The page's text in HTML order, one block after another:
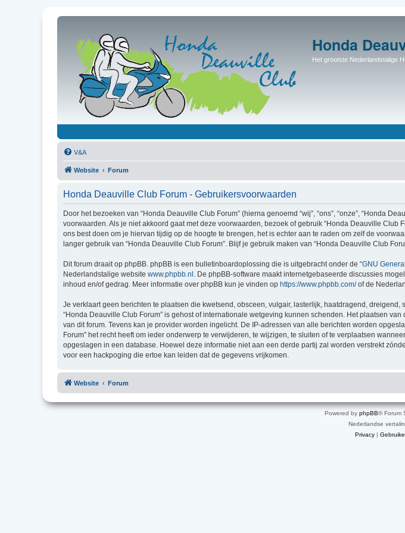
Honda
Het grootste Nederlandstalige
V&A
Website Forum
Honda Deauville Club Forum - Gebruikersvoorwaarden
Door het bezoeken van “Honda Deauville Club Forum” (hierna genoemd “wij”, “ons”, “onze”, “Honda
voorwaarden. Als je niet akkoord gaat met deze voorwaarden, bezoek of gebruik “Honda Deauville
ons best doen om je hiervan tijdig op de hoogte te brengen, het is echter aan te raden om zelf de
langer gebruik van “Honda Deauville Club Forum”. Blijf je gebruik maken van “Honda Deauville Club
Dit forum draait op phpBB. phpBB is een bulletinboardoplossing die is uitgebracht onder de “GNU
Nederlandstalige website www.phpbb.nl . De phpBB-software maakt internetgebaseerde discussies
inhoud en/of gedrag. Meer informatie over phpBB kun je vinden op https://www.phpbb.com/of de
Je verklaart geen berichten te plaatsen die kwetsend, obsceen, vulgair, lasterlijk, haatdragend,
“Honda Deauville Club Forum” is gehost of internationale wetgeving kunnen schenden. Het plaatsen
van dit forum. Tevens kan je provider worden ingelicht. De IP-adressen van alle berichten worden
Forum” het recht heeft om ieder onderwerp te verwijderen, te wijzigen, te sluiten of te verplaatsen
opgeslagen in een database. Hoewel deze informatie niet aan een derde partij zal worden verstrekt
voor een hackpoging die ertoe kan leiden dat de gegevens vrijkomen.
Website Forum
Powered by phpBB® Forum
Nederlandse
Privacy |